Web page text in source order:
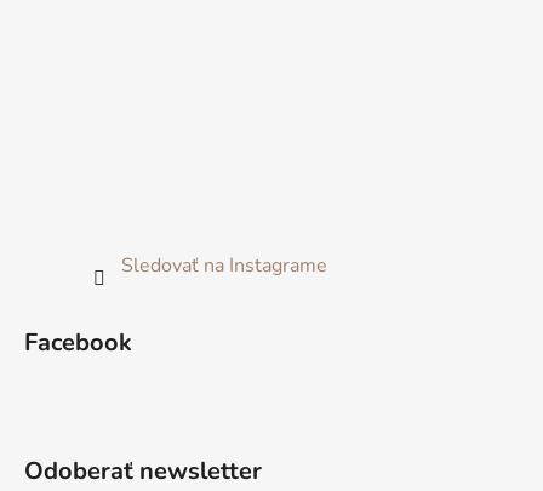
Sledovať na Instagrame
Facebook
Odoberať newsletter